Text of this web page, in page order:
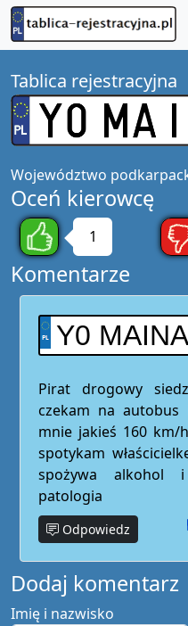
Tablica rejestracyjna
Województwo
Oceń kierowcę
1
Komentarze
Y0 MAINA
Pirat drogowy
czekam na autobus
mnie jakieś 160 km/
spotykam
spożywa alkohol
patologia
Odpowiedz
Dodaj komentarz
Imię i nazwisko